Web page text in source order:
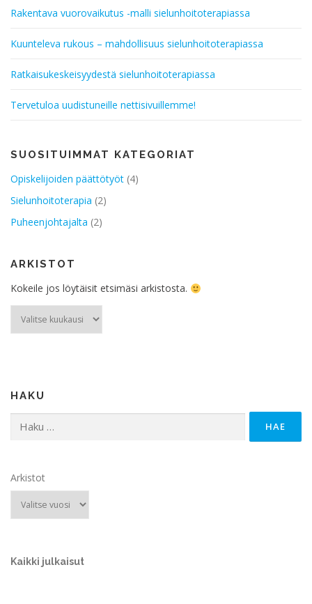
Rakentava vuorovaikutus -malli sielunhoitoterapiassa
Kuunteleva rukous – mahdollisuus sielunhoitoterapiassa
Ratkaisukeskeisyydestä sielunhoitoterapiassa
Tervetuloa uudistuneille nettisivuillemme!
SUOSITUIMMAT KATEGORIAT
Opiskelijoiden päättötyöt (4)
Sielunhoitoterapia (2)
Puheenjohtajalta (2)
ARKISTOT
Kokeile jos löytäisit etsimäsi arkistosta.
Arkistot
HAKU
Haku:
Arkistot
Kaikki julkaisut